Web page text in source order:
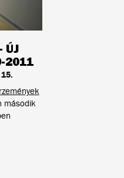
ÚJ
2011
második